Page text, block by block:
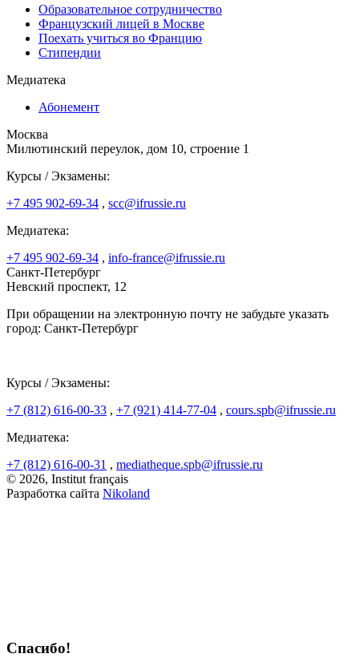
Образовательное сотрудничество
Французский лицей в Москве
Поехать учиться во Францию
Стипендии
Медиатека
Абонемент
Москва
Милютинский переулок, дом 10, строение 1
Курсы / Экзамены:
+7 495 902-69-34 , scc@ifrussie.ru
Медиатека:
+7 495 902-69-34 , info-france@ifrussie.ru
Санкт-Петербург
Невский проспект, 12
При обращении на электронную почту не забудьте указать
город: Санкт-Петербург
Курсы / Экзамены:
+7 (812) 616-00-33 , +7 (921) 414-77-04 , cours.spb@ifrussie.ru
Медиатека:
+7 (812) 616-00-31 , mediatheque.spb@ifrussie.ru
© 2026, Institut français
Разработка сайта Nikoland
Спасибо!